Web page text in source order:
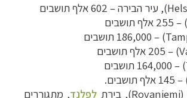
), עיר הבירה – 602 אלף תושבים
) – 255 אלף תושבים
)
–
) – 205 אלף תושבים
)
–
אלף תושבים.
(
Rovaniemi), בירת לפלנד, מתגוררים